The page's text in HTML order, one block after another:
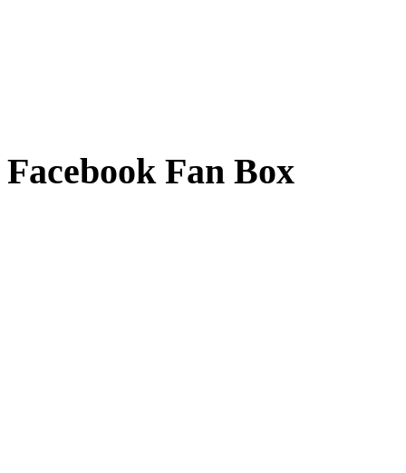
Facebook Fan Box